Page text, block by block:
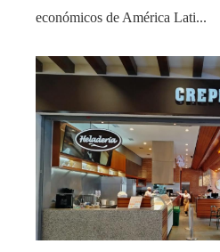
económicos de América Lati...